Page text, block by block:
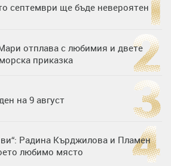
септември ще бъде невероятен
отплава с любимия и двете
приказка
на 9 август
Радина Кърджилова и Пламен
любимо място